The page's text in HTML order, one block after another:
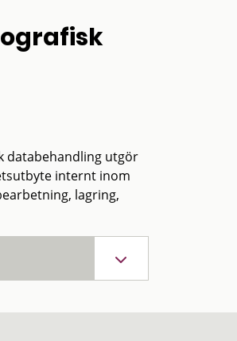
databehandling utgör
internt inom
lagring,